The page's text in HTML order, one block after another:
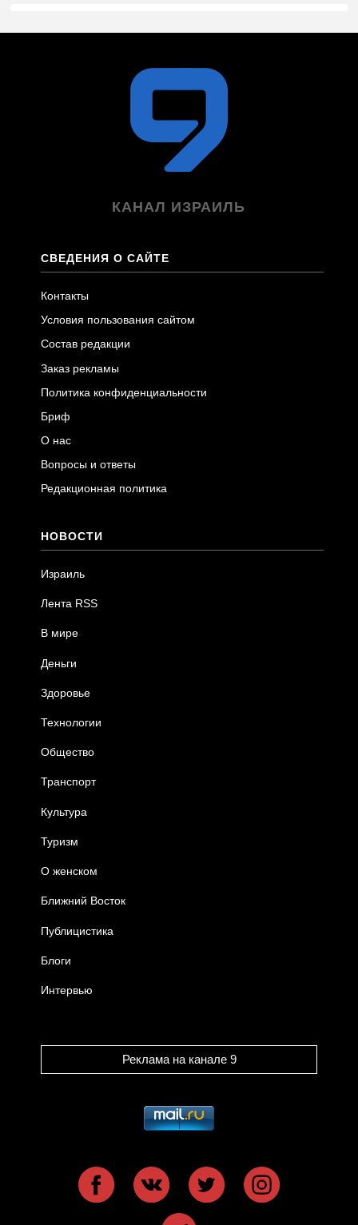
КАНАЛ ИЗРАИЛЬ
СВЕДЕНИЯ О САЙТЕ
Контакты
Условия пользования сайтом
Состав редакции
Заказ рекламы
Политика конфиденциальности
Бриф
О нас
Вопросы и ответы
Редакционная политика
НОВОСТИ
Израиль
Лента RSS
В мире
Деньги
Здоровье
Технологии
Общество
Транспорт
Культура
Туризм
О женском
Ближний Восток
Публицистика
Блоги
Интервью
Реклама на канале 9